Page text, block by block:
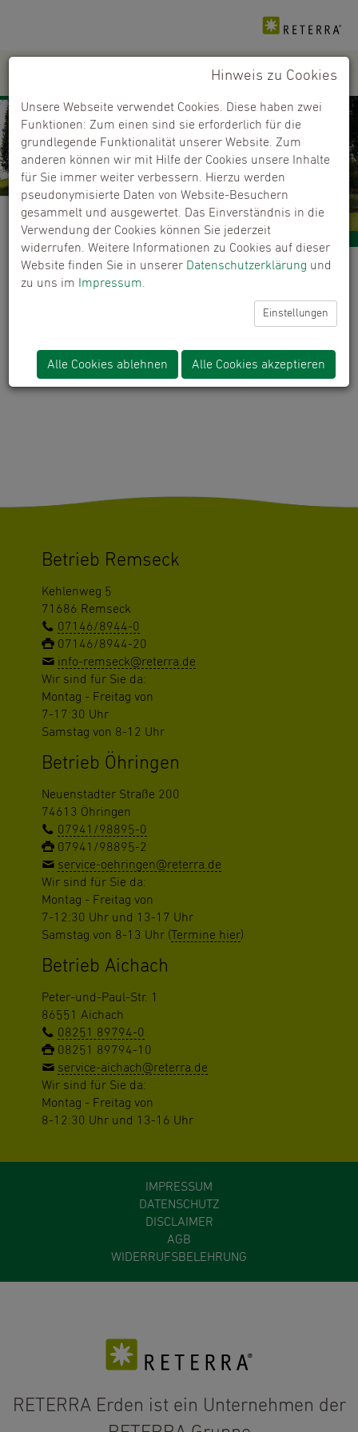
Händlerfinder
Kaufen Sie unsere Produkte bei ausgewählten
ERROR:Content Element with uid "6391" and type
"gomapsext_show" has no rendering definition!
Betrieb Remseck
Kehlenweg 5
71686 Remseck
07146/8944-0
07146/8944-20
info-remseck@reterra.de
Wir sind für Sie da:
Montag - Freitag von
7-17:30 Uhr
Samstag von 8-12 Uhr
Betrieb Öhringen
Neuenstadter Straße 200
74613 Öhringen
07941/98895-0
07941/98895-2
service-oehringen@reterra.de
Wir sind für Sie da:
Montag - Freitag von
7-12:30 Uhr und 13-17 Uhr
Samstag von 8-13 Uhr (Termine hier)
Betrieb Aichach
Peter-und-Paul-Str. 1
86551 Aichach
08251 89794-0
08251 89794-10
service-aichach@reterra.de
Wir sind für Sie da:
Montag - Freitag von
8-12:30 Uhr und 13-16 Uhr
IMPRESSUM
DATENSCHUTZ
DISCLAIMER
AGB
WIDERRUFSBELEHRUNG
RETERRA Erden ist ein Unternehmen der
Hinweis zu Cookies
Unsere Webseite verwendet Cookies. Diese haben zwei
Funktionen: Zum einen sind sie erforderlich für die
grundlegende Funktionalität unserer Website. Zum
anderen können wir mit Hilfe der Cookies unsere Inhalte
für Sie immer weiter verbessern. Hierzu werden
pseudonymisierte Daten von Website-Besuchern
gesammelt und ausgewertet. Das Einverständnis in die
Verwendung der Cookies können Sie jederzeit
widerrufen. Weitere Informationen zu Cookies auf dieser
Website finden Sie in unserer Datenschutzerklärung und
zu uns im
Impressum
Einstellungen
Alle Cookies ablehnen Alle Cookies akzeptieren